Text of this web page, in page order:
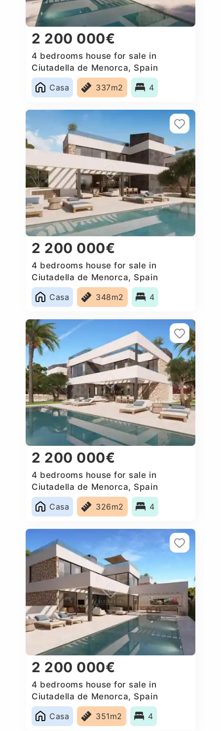
2 200 000€
4 bedrooms house for sale in
Ciutadella de Menorca, Spain
Casa
337m2 4
2 200 000€
4 bedrooms house for sale in
Ciutadella de Menorca, Spain
Casa
348m2 4
2 200 000€
4 bedrooms house for sale in
Ciutadella de Menorca, Spain
Casa
326m2 4
2 200 000€
4 bedrooms house for sale in
Ciutadella de Menorca, Spain
Casa
351m2 4